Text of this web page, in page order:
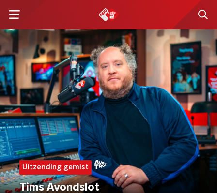
Uitzending gemist
Tims Avondslot